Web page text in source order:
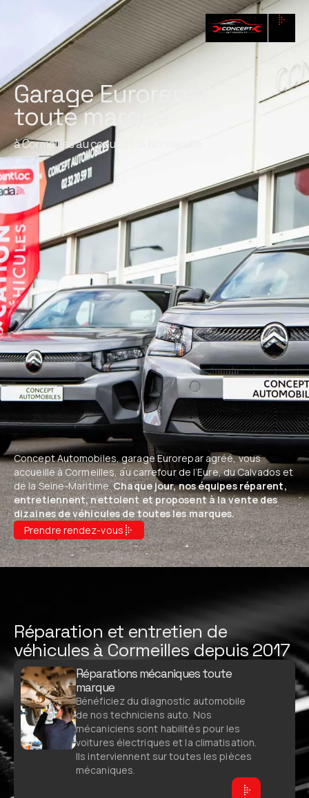
Garage Eurorepar
toute marque
à Cormeilles au coeur de la Normandie
Concept Automobiles, garage Eurorepar agréé, vous
accueille à Cormeilles, au carrefour de l’Eure, du Calvados et
de la Seine-Maritime.Chaque jour, nos équipes réparent,
entretiennent, nettoient et proposent à la vente des
dizaines de véhicules de toutes les marques.
Prendre rendez-vous
Réparation et entretien de
véhicules à Cormeilles depuis 2017
Réparations mécaniques toute
marque
Bénéficiez du diagnostic automobile
de nos techniciens auto. Nos
mécaniciens sont habilités pour les
voitures électriques et la climatisation.
Ils interviennent sur toutes les pièces
mécaniques.